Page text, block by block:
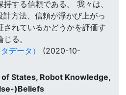
する信頼である。 我々は、
計方法、信頼が浮かび上がっ
されているかどうかを評価す
る。
データ）
(2020-10-
States, Robot Knowledge,
)Beliefs